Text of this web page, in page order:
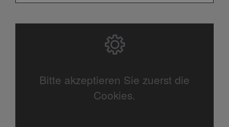
Bitte akzeptieren Sie zuerst die
Cookies.